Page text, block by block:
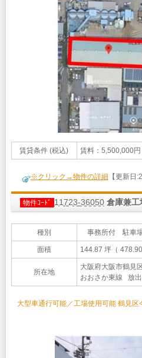
賃貸条件 (税込) 賃料：5,500,000
※クリック→物件の詳細 【更新日
物件ｺｰﾄﾞ 11723-36050 倉庫兼工
種別 事務所付 駐車
面積 144.87 坪（ 478.90
所在地
大阪府大阪市鶴見
おおさか東線 放
大型車通行可能／工場使用可能 鶴見区